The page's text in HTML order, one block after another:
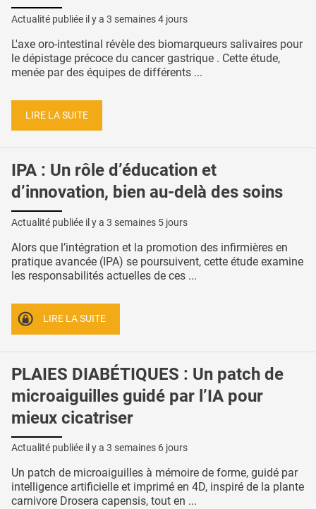
Actualité publiée il y a 3 semaines 4 jours
L'axe oro-intestinal révèle des biomarqueurs salivaires pour
le dépistage précoce du cancer gastrique . Cette étude,
menée par des équipes de différents ...
LIRE LA SUITE
IPA : Un rôle d’éducation et
d’innovation, bien au-delà des soins
Actualité publiée il y a 3 semaines 5 jours
Alors que l’intégration et la promotion des infirmières en
pratique avancée (IPA) se poursuivent, cette étude examine
les responsabilités actuelles de ces ...
LIRE LA SUITE
PLAIES DIABÉTIQUES : Un patch de
microaiguilles guidé par l’IA pour
mieux cicatriser
Actualité publiée il y a 3 semaines 6 jours
Un patch de microaiguilles à mémoire de forme, guidé par
intelligence artificielle et imprimé en 4D, inspiré de la plante
carnivore Drosera capensis, tout en ...